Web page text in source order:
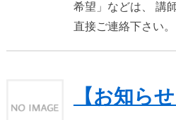
希望」などは、 講
直接ご連絡下さい。
【お知ら